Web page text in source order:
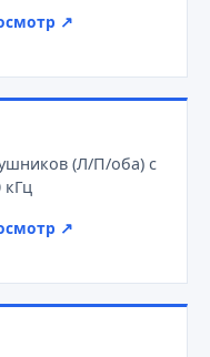
↗
(Л/П/оба) с
↗